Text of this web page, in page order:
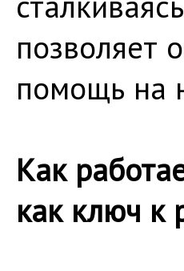
позволяет
помощь на
Как
как ключ к